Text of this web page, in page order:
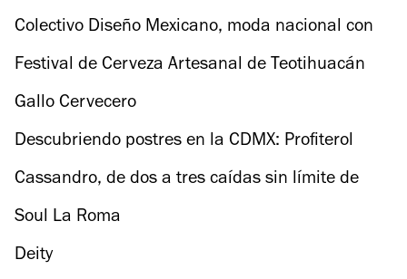
Colectivo Diseño Mexicano, moda nacional con
grandes descuentos
Festival de Cerveza Artesanal de Teotihuacán
2019
Gallo Cervecero
Descubriendo postres en la CDMX: Profiterol
Glastraki
Cassandro, de dos a tres caídas sin límite de
lentejuelas
Soul La Roma
Deity